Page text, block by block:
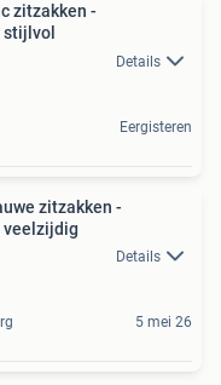
zitzakken -
Details
Eergisteren
zitzakken -
veelzijdig
Details
5 mei 26